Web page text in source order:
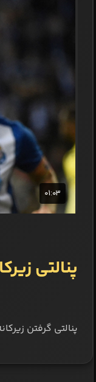
پنالتی
پنالتی گرفتن